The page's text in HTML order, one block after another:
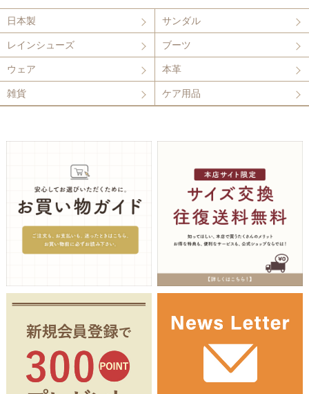
日本製 サンダル
レインシューズ ブーツ
ウェア 本革
雑貨 ケア用品